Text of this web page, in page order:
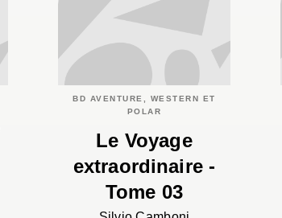
BD AVENTURE, WESTERN ET
POLAR
Le Voyage
extraordinaire -
Tome 03